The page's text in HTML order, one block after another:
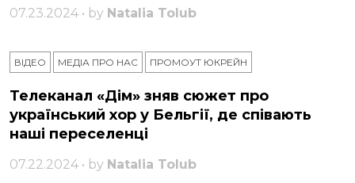
07.23.2024 • by Natalia Tolub
ВІДЕО МЕДІА ПРО НАС ПРОМОУТ ЮКРЕЙН
Телеканал «Дім» зняв сюжет про
український хор у Бельгії, де співають
наші переселенці
07.22.2024 • by Natalia Tolub